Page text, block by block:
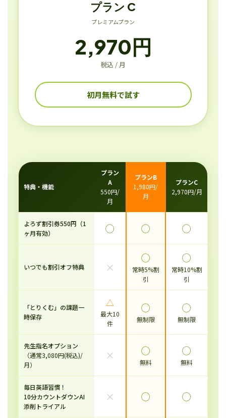
プラン C
プレミアムプラン
2,970円
税込 / 月
初月無料で試す
特典・機能
プラン
A
550円/
月
プランB
1,980円/
月
プランC
2,970円/月
よろず割引券550円（1
ヶ月有効）
◯ ◯ ◯
いつでも割引オフ特典 ×
◯
常時5%割
引
◯
常時10%割
引
「とりくむ」の課題一
時保存
△
最大10
件
◯
無制限
◯
無制限
先生指名オプション
（通常3,080円(税込)/
月）
× ◯
無料
◯
無料
毎日英語習慣！
10分カウントダウンAI
添削トライアル
× ◯ ◯